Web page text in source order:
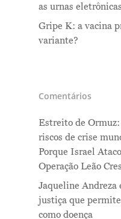
as urnas
Gripe K: a vacina
variante?
Comentários
Estreito de
riscos de crise
Porque Israel
Operação Leão
Jaqueline Andreza
justiça que
como doença